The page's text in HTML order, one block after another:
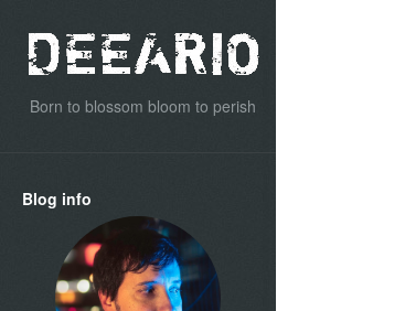
Born to blossom bloom to perish
Blog info